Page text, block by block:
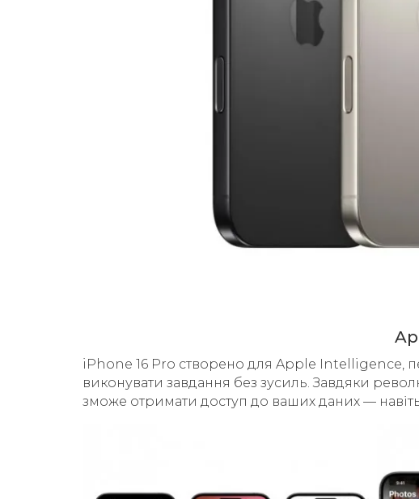
iPhone 16 Pro створено для Apple Intelligence,
виконувати завдання без зусиль. Завдяки
зможе отримати доступ до ваших даних —